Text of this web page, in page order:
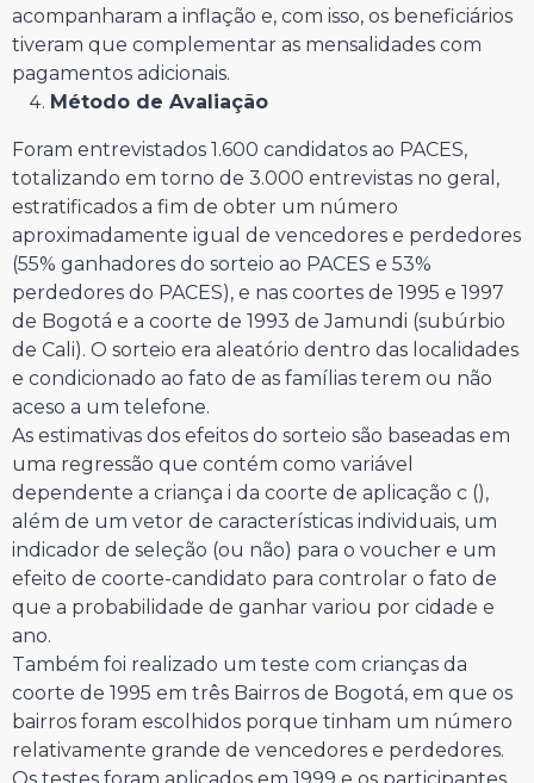
acompanharam a inflação e, com isso, os beneficiários
tiveram que complementar as mensalidades com
pagamentos adicionais.
Método de Avaliação
Foram entrevistados 1.600 candidatos ao PACES,
totalizando em torno de 3.000 entrevistas no geral,
estratificados a fim de obter um número
aproximadamente igual de vencedores e perdedores
(55% ganhadores do sorteio ao PACES e 53%
perdedores do PACES), e nas coortes de 1995 e 1997
de Bogotá e a coorte de 1993 de Jamundi (subúrbio
de Cali). O sorteio era aleatório dentro das localidades
e condicionado ao fato de as famílias terem ou não
aceso a um telefone.
As estimativas dos efeitos do sorteio são baseadas em
uma regressão que contém como variável
dependente a criança i da coorte de aplicação c (),
além de um vetor de características individuais, um
indicador de seleção (ou não) para o voucher e um
efeito de coorte-candidato para controlar o fato de
que a probabilidade de ganhar variou por cidade e
ano.
Também foi realizado um teste com crianças da
coorte de 1995 em três Bairros de Bogotá, em que os
bairros foram escolhidos porque tinham um número
relativamente grande de vencedores e perdedores.
Os testes foram aplicados em 1999 e os participantes